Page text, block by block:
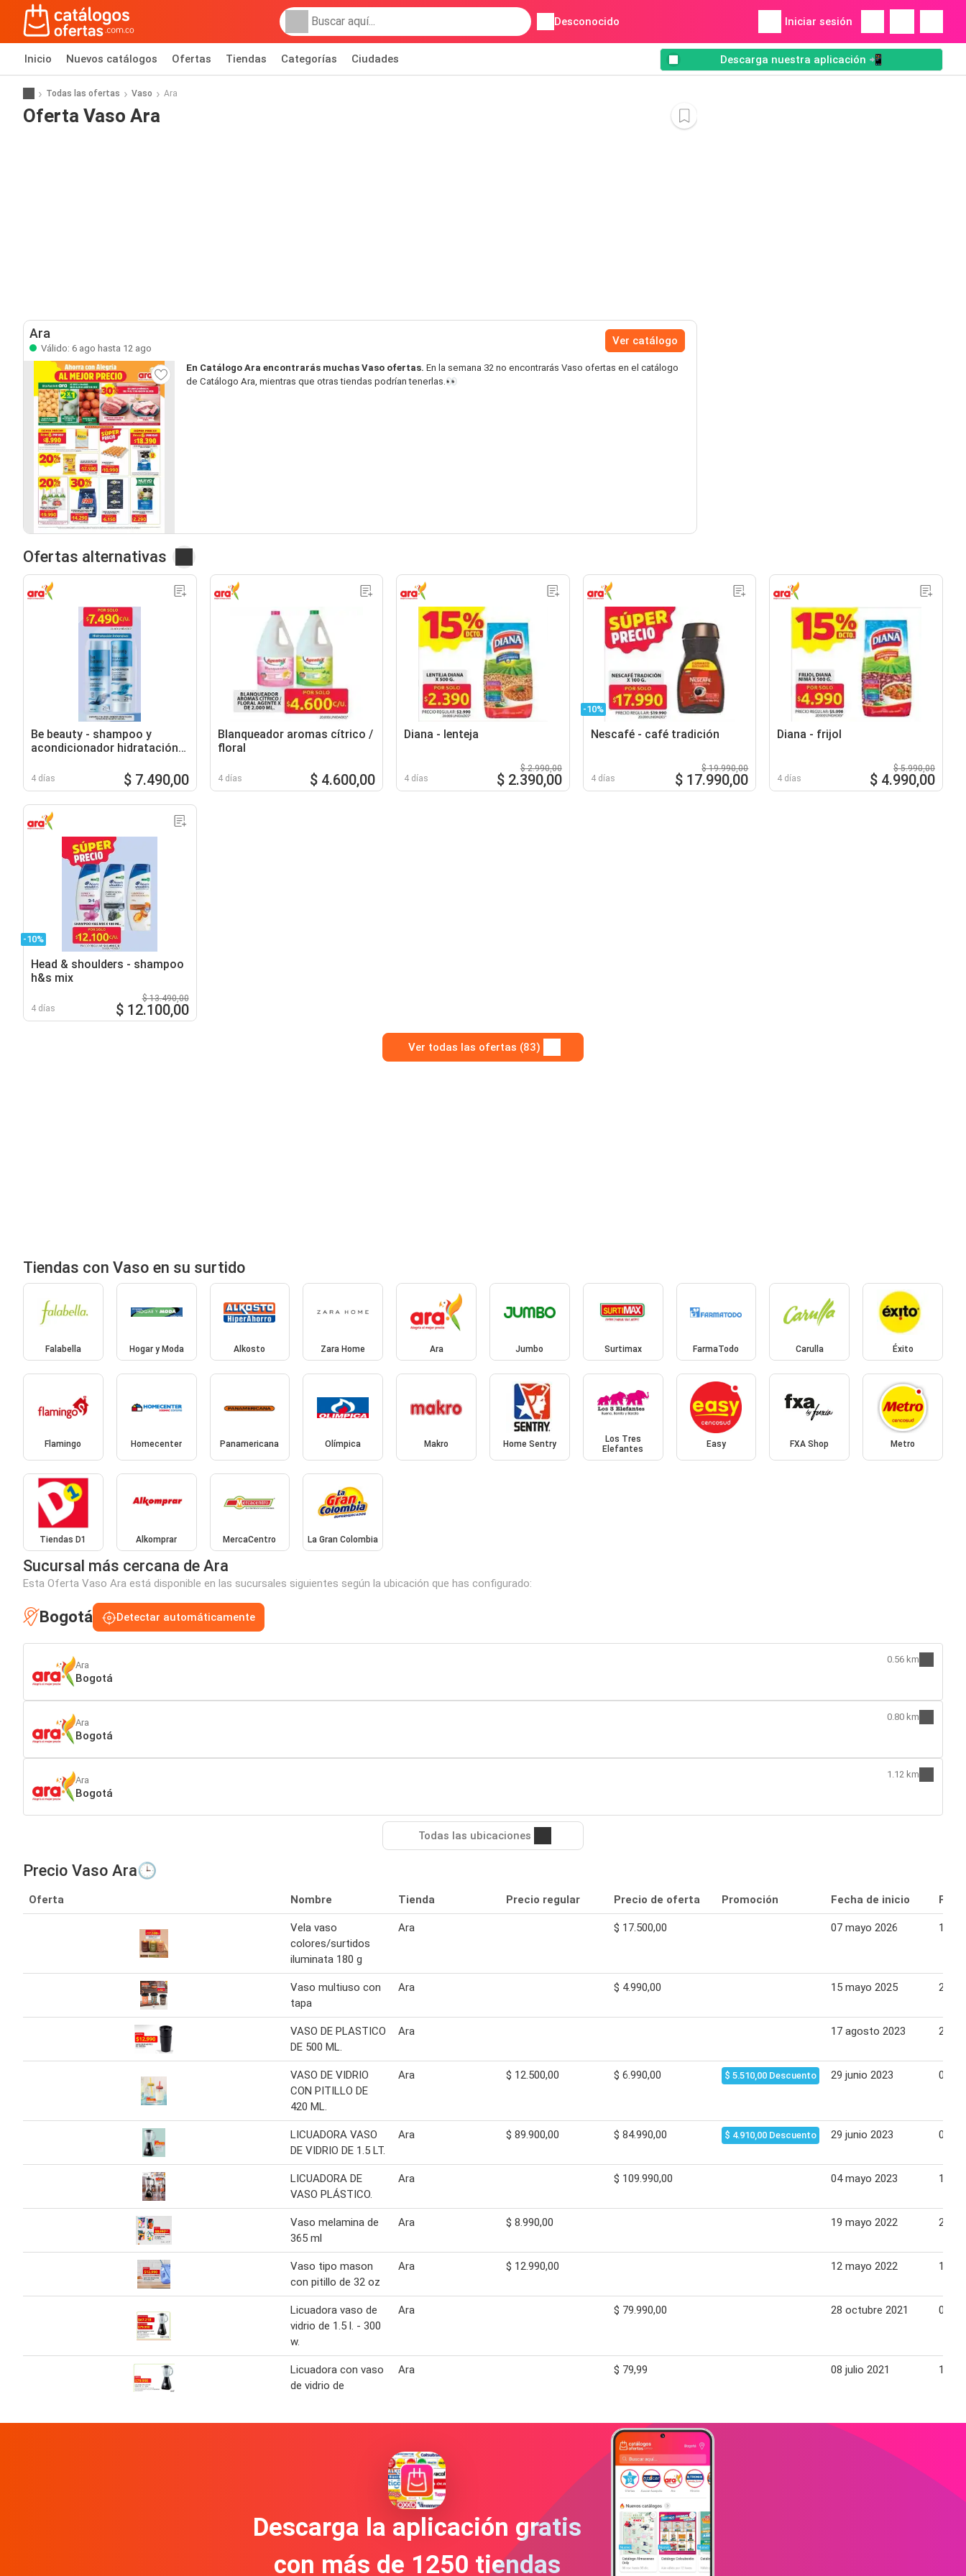
Desconocido Iniciar sesión
Inicio Nuevos catálogos Ofertas Tiendas Categorías Ciudades Descarga nuestra aplicación 📲
Todas las ofertas Vaso Ara
Oferta Vaso Ara
Ara
Válido: 6 ago hasta 12 ago
Ver catálogo
En Catálogo Ara encontrarás muchas Vaso ofertas. En la semana 32 no encontrarás Vaso ofertas en el catálogo
de Catálogo Ara, mientras que otras tiendas podrían tenerlas.👀
Ofertas alternativas
Be beauty - shampoo y
acondicionador hidratación
4 días $ 7.490,00
Blanqueador aromas cítrico /
floral
4 días $ 4.600,00
Diana - lenteja
4 días
$ 2.990,00
$ 2.390,00
-10%
Nescafé - café tradición
4 días
$ 19.990,00
$ 17.990,00
Diana - frijol
4 días
$ 5.990,00
$ 4.990,00
-10%
Head & shoulders - shampoo
h&s mix
4 días
$ 13.490,00
$ 12.100,00
Ver todas las ofertas (83)
Tiendas con Vaso en su surtido
Falabella Hogar y Moda Alkosto Zara Home Ara Jumbo Surtimax FarmaTodo Carulla Éxito
Flamingo Homecenter Panamericana Olímpica Makro Home Sentry
Los Tres
Elefantes
Easy FXA Shop Metro
Tiendas D1 Alkomprar MercaCentro La Gran Colombia
Sucursal más cercana de Ara
Esta Oferta Vaso Ara está disponible en las sucursales siguientes según la ubicación que has configurado:
Bogotá Detectar automáticamente
Ara
Bogotá
0.56 km
Ara
Bogotá
0.80 km
Ara
Bogotá
1.12 km
Todas las ubicaciones
Precio Vaso Ara🕒
Oferta Nombre Tienda Precio regular Precio de oferta Promoción Fecha de inicio
Vela vaso
colores/surtidos
iluminata 180 g
Ara $ 17.500,00 07 mayo 2026 13
Vaso multiuso con
tapa
Ara $ 4.990,00 15 mayo 2025 21
VASO DE PLASTICO
DE 500 ML.
Ara 17 agosto 2023 23
VASO DE VIDRIO
CON PITILLO DE
420 ML.
Ara $ 12.500,00 $ 6.990,00 $ 5.510,00 Descuento 29 junio 2023 05
LICUADORA VASO
DE VIDRIO DE 1.5 LT.
Ara $ 89.900,00 $ 84.990,00 $ 4.910,00 Descuento 29 junio 2023 05
LICUADORA DE
VASO PLÁSTICO.
Ara $ 109.990,00 04 mayo 2023 10
Vaso melamina de
365 ml
Ara $ 8.990,00 19 mayo 2022 25
Vaso tipo mason
con pitillo de 32 oz
Ara $ 12.990,00 12 mayo 2022 18
Licuadora vaso de
vidrio de 1.5 l. - 300
w.
Ara $ 79.990,00 28 octubre 2021 03
Licuadora con vaso
de vidrio de
Ara $ 79,99 08 julio 2021 14
Descarga la aplicación gratis
con más de 1250 tiendas